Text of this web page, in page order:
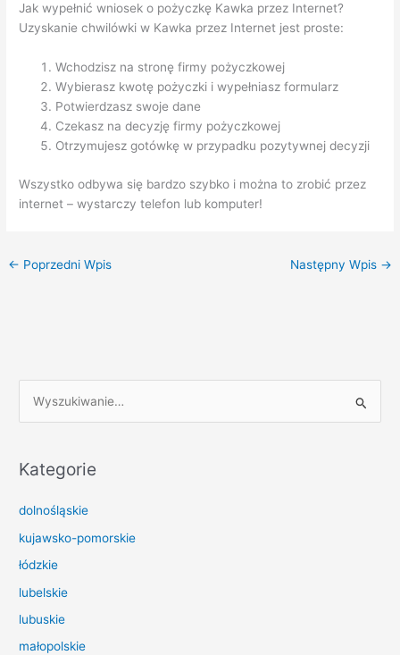
Jak wypełnić wniosek o pożyczkę Kawka przez Internet?
Uzyskanie chwilówki w Kawka przez Internet jest proste:
Wchodzisz na stronę firmy pożyczkowej
Wybierasz kwotę pożyczki i wypełniasz formularz
Potwierdzasz swoje dane
Czekasz na decyzję firmy pożyczkowej
Otrzymujesz gotówkę w przypadku pozytywnej decyzji
Wszystko odbywa się bardzo szybko i można to zrobić przez
internet – wystarczy telefon lub komputer!
← Poprzedni Wpis Następny Wpis →
k
j
d
l
Kategorie
dolnośląskie
kujawsko-pomorskie
łódzkie
lubelskie
lubuskie
małopolskie